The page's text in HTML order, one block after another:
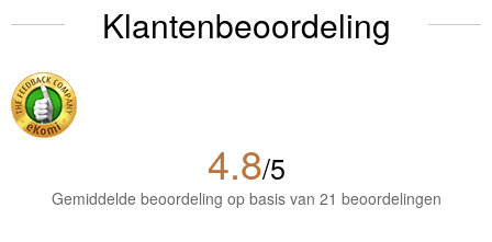
Klantenbeoordeling
4.8/5
Gemiddelde beoordeling op basis van 21 beoordelingen